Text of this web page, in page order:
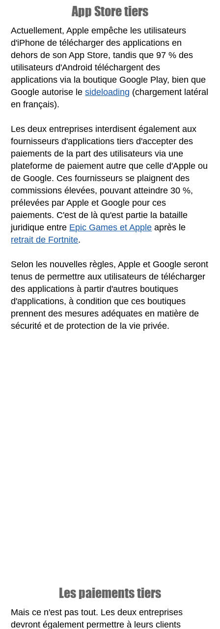
App Store tiers
Actuellement, Apple empêche les utilisateurs
d'iPhone de télécharger des applications en
dehors de son App Store, tandis que 97 % des
utilisateurs d'Android téléchargent des
applications via la boutique Google Play, bien que
Google autorise lesideloading (chargement latéral
en français).
Les deux entreprises interdisent également aux
fournisseurs d'applications tiers d'accepter des
paiements de la part des utilisateurs via une
plateforme de paiement autre que celle d'Apple ou
de Google. Ces fournisseurs se plaignent des
commissions élevées, pouvant atteindre 30 %,
prélevées par Apple et Google pour ces
paiements. C'est de là qu'est partie la bataille
juridique entre Epic Games et Apple après le
retrait de Fortnite.
Selon les nouvelles règles, Apple et Google seront
tenus de permettre aux utilisateurs de télécharger
des applications à partir d'autres boutiques
d'applications, à condition que ces boutiques
prennent des mesures adéquates en matière de
sécurité et de protection de la vie privée.
Les paiements tiers
Mais ce n'est pas tout. Les deux entreprises
devront également permettre à leurs clients